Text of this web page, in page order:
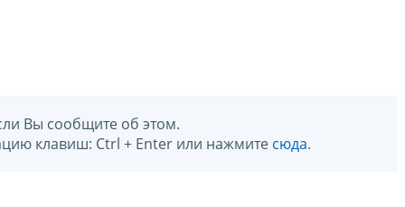
Вы сообщите об этом.
клавиш: Ctrl + Enter или нажмите сюда.